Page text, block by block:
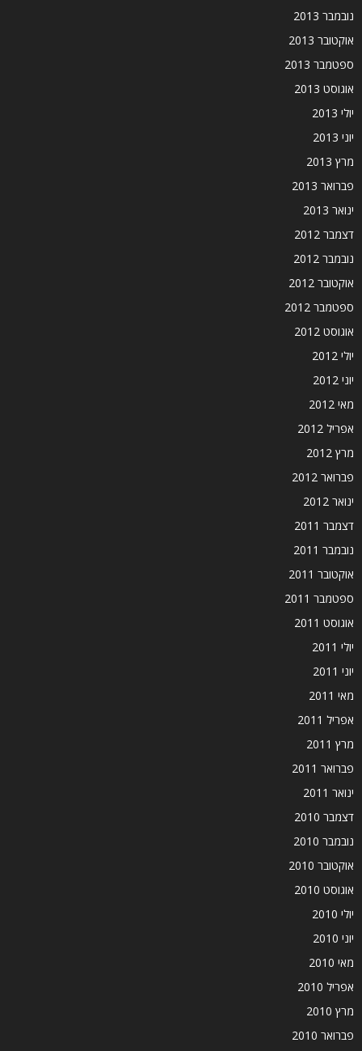
נובמבר 2013
אוקטובר 2013
ספטמבר 2013
אוגוסט 2013
יולי 2013
יוני 2013
מרץ 2013
פברואר 2013
ינואר 2013
דצמבר 2012
נובמבר 2012
אוקטובר 2012
ספטמבר 2012
אוגוסט 2012
יולי 2012
יוני 2012
מאי 2012
אפריל 2012
מרץ 2012
פברואר 2012
ינואר 2012
דצמבר 2011
נובמבר 2011
אוקטובר 2011
ספטמבר 2011
אוגוסט 2011
יולי 2011
יוני 2011
מאי 2011
אפריל 2011
מרץ 2011
פברואר 2011
ינואר 2011
דצמבר 2010
נובמבר 2010
אוקטובר 2010
אוגוסט 2010
יולי 2010
יוני 2010
מאי 2010
אפריל 2010
מרץ 2010
פברואר 2010